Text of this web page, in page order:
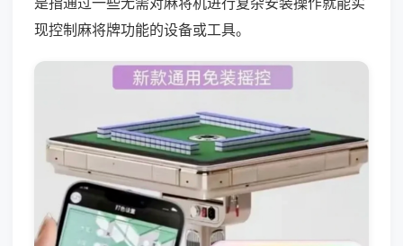
现控制麻将牌功能的设备或工具。